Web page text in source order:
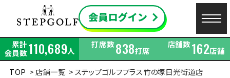
累計
会員数110,689人
打席数838打席
店舗数162店舗
TOP
店舗一覧
ステップゴルフプラス竹の塚日光街道店